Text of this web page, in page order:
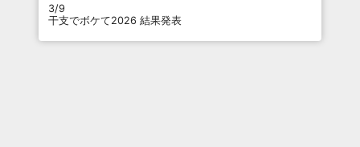
3/9
干支でボケて2026 結果発表